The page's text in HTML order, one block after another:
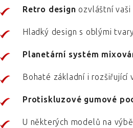
Retro design ozvláštní vaši
Hladký design s oblými
Planetární systém
Bohaté základní i rozšiřující
Protiskluzové gumové
U některých modelů na